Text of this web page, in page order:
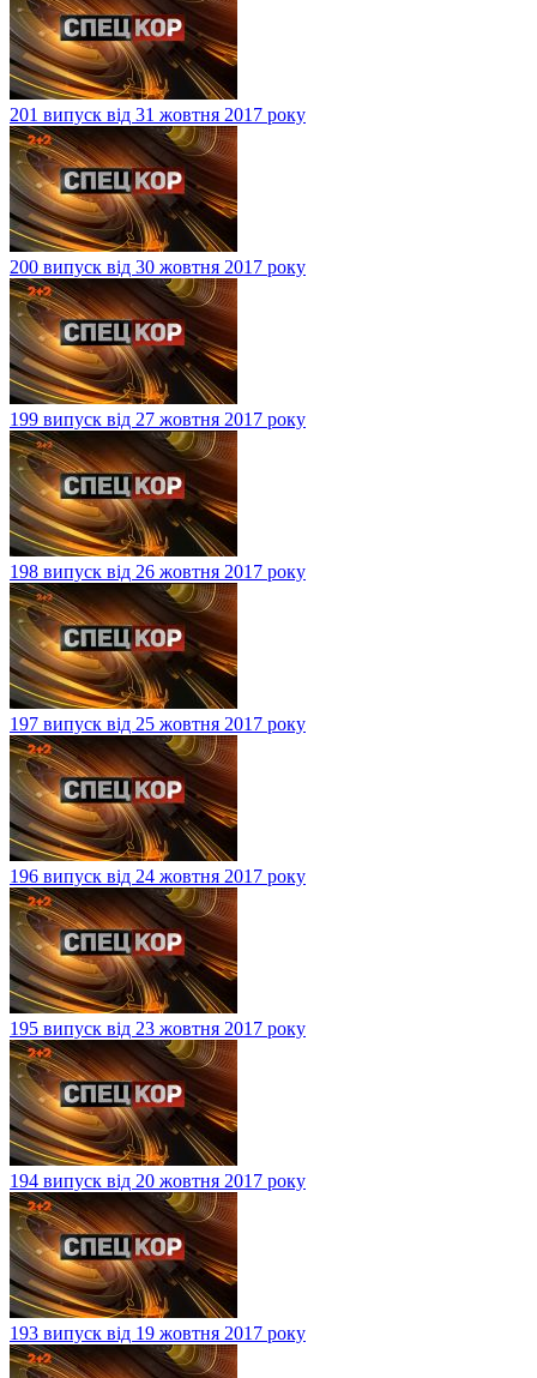
201 випуск від 31 жовтня 2017 року
200 випуск від 30 жовтня 2017 року
199 випуск від 27 жовтня 2017 року
198 випуск від 26 жовтня 2017 року
197 випуск від 25 жовтня 2017 року
196 випуск від 24 жовтня 2017 року
195 випуск від 23 жовтня 2017 року
194 випуск від 20 жовтня 2017 року
193 випуск від 19 жовтня 2017 року